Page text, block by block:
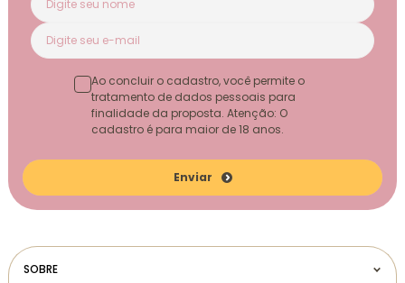
Enviar
Ao concluir o cadastro, você permite o
tratamento de dados pessoais para
finalidade da proposta. Atenção: O
cadastro é para maior de 18 anos.
SOBRE